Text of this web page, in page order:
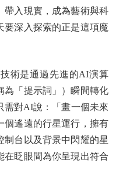
帶入現實，成為藝術與科
要深入探索的正是這項魔
是通過先進的AI演算
為「提示詞」）瞬間轉化
需對AI說：「畫一個未來
個遙遠的行星運行，擁有
制台以及背景中閃耀的星
在眨眼間為你呈現出符合